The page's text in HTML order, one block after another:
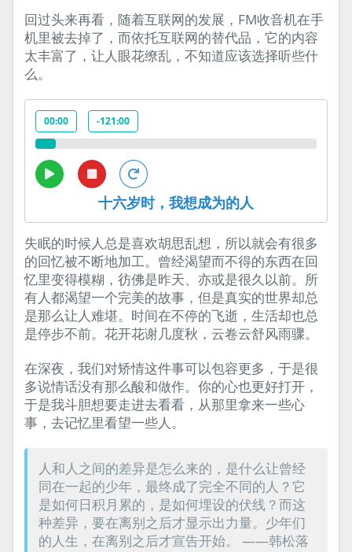
回过头来再看，随着互联网的发展，FM收音机在手
机里被去掉了，而依托互联网的替代品，它的内容
太丰富了，让人眼花缭乱，不知道应该选择听些什
么。
00:00 -121:00
十六岁时，我想成为的人
失眠的时候人总是喜欢胡思乱想，所以就会有很多
的回忆被不断地加工。曾经渴望而不得的东西在回
忆里变得模糊，彷佛是昨天、亦或是很久以前。所
有人都渴望一个完美的故事，但是真实的世界却总
是那么让人难堪。时间在不停的飞逝，生活却也总
是停步不前。花开花谢几度秋，云卷云舒风雨骤。
在深夜，我们对矫情这件事可以包容更多，于是很
多说情话没有那么酸和做作。你的心也更好打开，
于是我斗胆想要走进去看看，从那里拿来一些心
事，去记忆里看望一些人。
人和人之间的差异是怎么来的，是什么让曾经
同在一起的少年，最终成了完全不同的人？它
是如何日积月累的，是如何埋设的伏线？而这
种差异，要在离别之后才显示出力量。少年们
的人生，在离别之后才宣告开始。 ——韩松落